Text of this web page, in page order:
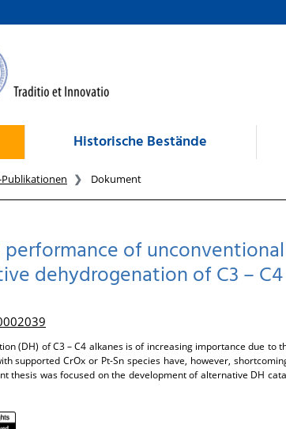
Historische Bestände
Publikationen Dokument
of
dehydrogenation of C3 – C4
(DH) of C3 – C4 alkanes is of increasing importance due to
supported CrOx or Pt-Sn species have, however,
thesis was focused on the development of alternative DH